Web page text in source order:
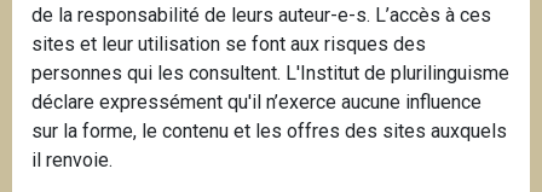
de la responsabilité de leurs auteur-e-s. L’accès à ces
sites et leur utilisation se font aux risques des
personnes qui les consultent. L'Institut de plurilinguisme
déclare expressément qu'il n’exerce aucune influence
sur la forme, le contenu et les offres des sites auxquels
il renvoie.